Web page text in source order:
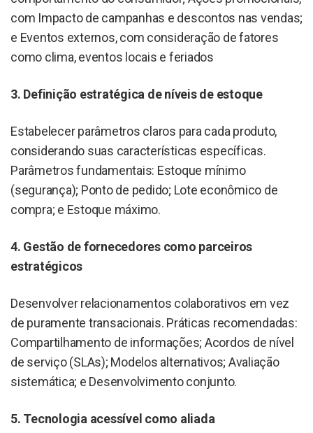
com Impacto de campanhas e descontos nas vendas;
e Eventos externos, com consideração de fatores
como clima, eventos locais e feriados
3. Definição estratégica de níveis de estoque
Estabelecer parâmetros claros para cada produto,
considerando suas características específicas.
Parâmetros fundamentais: Estoque mínimo
(segurança); Ponto de pedido; Lote econômico de
compra; e Estoque máximo.
4. Gestão de fornecedores como parceiros
estratégicos
Desenvolver relacionamentos colaborativos em vez
de puramente transacionais. Práticas recomendadas:
Compartilhamento de informações; Acordos de nível
de serviço (SLAs); Modelos alternativos; Avaliação
sistemática; e Desenvolvimento conjunto.
5. Tecnologia acessível como aliada